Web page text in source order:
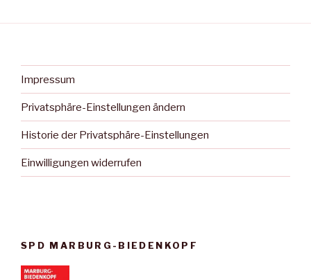
Impressum
Privatsphäre-Einstellungen ändern
Historie der Privatsphäre-Einstellungen
Einwilligungen widerrufen
SPD MARBURG-BIEDENKOPF